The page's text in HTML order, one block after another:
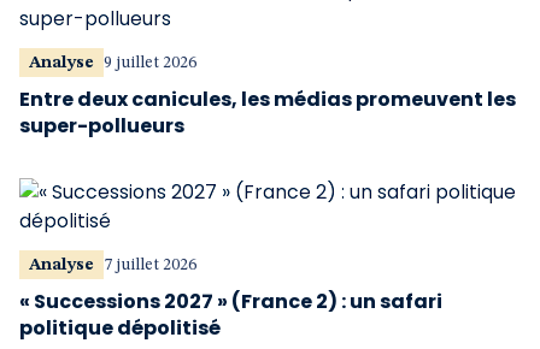
Analyse 9 juillet 2026
Entre deux canicules, les médias promeuvent les
super-pollueurs
Analyse 7 juillet 2026
« Successions 2027 » (France 2) : un safari
politique dépolitisé